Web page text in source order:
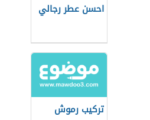
احسن عطر رجالي
تركيب رموش